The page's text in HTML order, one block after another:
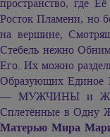
пространство, где
Росток Пламени, но
на вершине,
Стебель нежно
Его. Их можно
Образующих
— МУЖЧИНЫ и
Сплетённые в Одну
Матерью Мира